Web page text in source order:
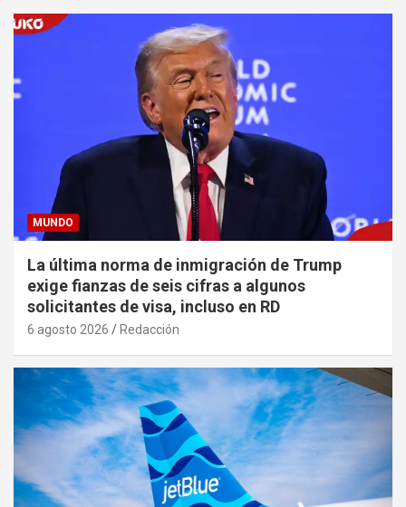
MUNDO
La última norma de inmigración de Trump
exige fianzas de seis cifras a algunos
solicitantes de visa, incluso en RD
6 agosto 2026 Redacción